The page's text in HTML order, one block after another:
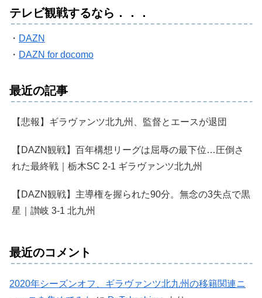
テレビ観戦するなら．．．
・ DAZN
・ DAZN for docomo
最近の記事
【悲報】ギラヴァンツ北九州、監督とエースが退団
【DAZN観戦】百年構想リーグは屈辱の最下位…圧倒さ
れた最終戦｜栃木SC 2-1 ギラヴァンツ北九州
【DAZN観戦】主導権を握られた90分。無念の3失点で黒
星｜讃岐 3-1 北九州
最近のコメント
2020年シーズンオフ、ギラヴァンツ北九州の移籍関連ニ